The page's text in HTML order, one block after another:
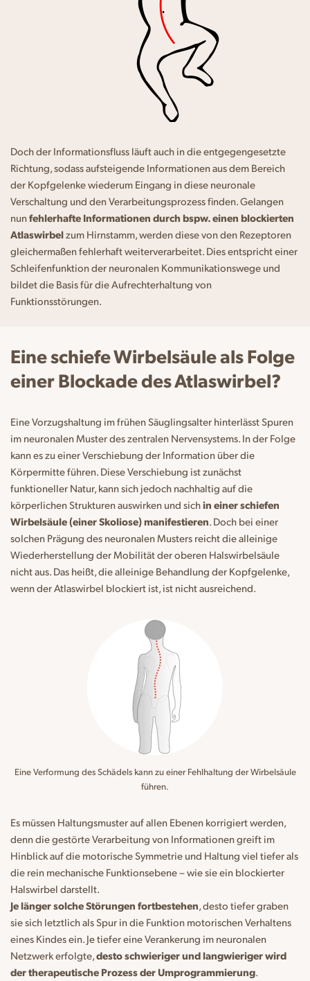
Doch der Informationsfluss läuft auch in die entgegengesetzte
Richtung, sodass aufsteigende Informationen aus dem Bereich
der Kopfgelenke wiederum Eingang in diese neuronale
Verschaltung und den Verarbeitungsprozess finden. Gelangen
nunfehlerhafte Informationen durch bspw. einen blockierten
Atlaswirbelzum Hirnstamm, werden diese von den Rezeptoren
gleichermaßen fehlerhaft weiterverarbeitet. Dies entspricht einer
Schleifenfunktion der neuronalen Kommunikationswege und
bildet die Basis für die Aufrechterhaltung von
Funktionsstörungen.
Eine schiefe Wirbelsäule als Folge
einer Blockade des Atlaswirbel?
Eine Vorzugshaltung im frühen Säuglingsalter hinterlässt Spuren
im neuronalen Muster des zentralen Nervensystems. In der Folge
kann es zu einer Verschiebung der Information über die
Körpermitte führen. Diese Verschiebung ist zunächst
funktioneller Natur, kann sich jedoch nachhaltig auf die
körperlichen Strukturen auswirken und sichin einer schiefen
Wirbelsäule (einer Skoliose) manifestieren . Doch bei einer
solchen Prägung des neuronalen Musters reicht die alleinige
Wiederherstellung der Mobilität der oberen Halswirbelsäule
nicht aus. Das heißt, die alleinige Behandlung der Kopfgelenke,
wenn der Atlaswirbel blockiert ist, ist nicht ausreichend.
Eine Verformung des Schädels kann zu einer Fehlhaltung der Wirbelsäule
führen.
Es müssen Haltungsmuster auf allen Ebenen korrigiert werden,
denn die gestörte Verarbeitung von Informationen greift im
Hinblick auf die motorische Symmetrie und Haltung viel tiefer als
die rein mechanische Funktionsebene – wie sie ein blockierter
Halswirbel darstellt.
Je länger solche Störungen fortbestehen , desto tiefer graben
sie sich letztlich als Spur in die Funktion motorischen Verhaltens
eines Kindes ein. Je tiefer eine Verankerung im neuronalen
Netzwerk erfolgte, desto schwieriger und langwieriger wird
der therapeutische Prozess der Umprogrammierung